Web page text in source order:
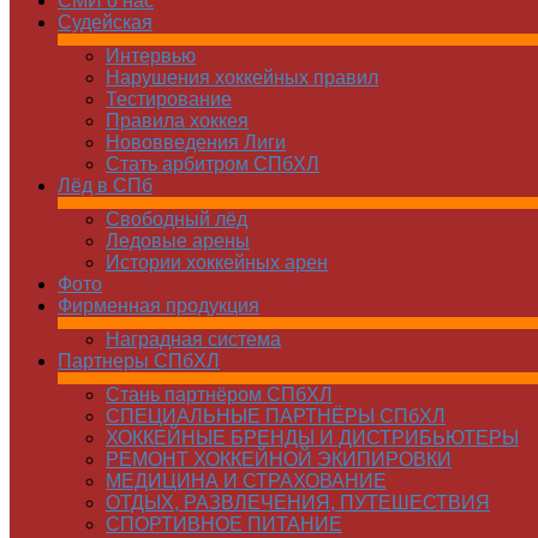
Судейская
Интервью
Нарушения хоккейных правил
Тестирование
Правила хоккея
Нововведения Лиги
Стать арбитром СПбХЛ
Лёд в СПб
Свободный лёд
Ледовые арены
Истории хоккейных арен
Фото
Фирменная продукция
Наградная система
Партнеры СПбХЛ
Стань партнёром СПбХЛ
СПЕЦИАЛЬНЫЕ ПАРТНЁРЫ СПбХЛ
ХОККЕЙНЫЕ БРЕНДЫ И ДИСТРИБЬЮТЕРЫ
РЕМОНТ ХОККЕЙНОЙ ЭКИПИРОВКИ
МЕДИЦИНА И СТРАХОВАНИЕ
ОТДЫХ, РАЗВЛЕЧЕНИЯ, ПУТЕШЕСТВИЯ
СПОРТИВНОЕ ПИТАНИЕ